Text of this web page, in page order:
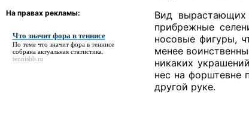
На правах рекламы:
Что значит фора в теннисе
По теме что значит фора в теннисе
собрана актуальная статистика.
tennisbb.ru
Вид
прибрежные
носовые фигуры,
менее
никаких
нес на форштевне
другой руке.